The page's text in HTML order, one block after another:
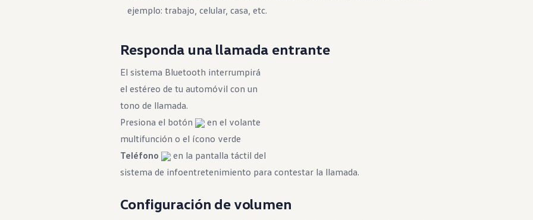
ejemplo: trabajo, celular, casa, etc.
Responda una llamada entrante
El sistema Bluetooth interrumpirá
el estéreo de tu automóvil con un
tono de llamada.
Presiona el botón
en el volante
multifunción o el ícono verde
Teléfono
en la pantalla táctil del
sistema de infoentretenimiento para contestar la llamada.
Configuración de volumen